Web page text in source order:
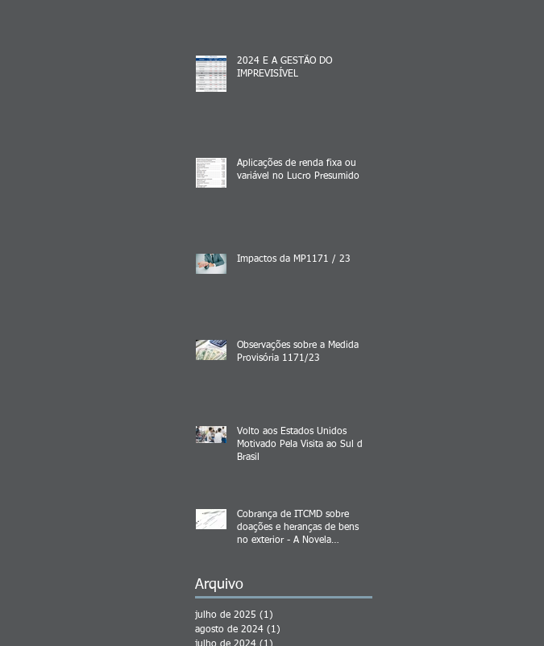
2024 E A GESTÃO DO
IMPREVISÍVEL
Aplicações de renda fixa ou
variável no Lucro Presumido
Impactos da MP1171 / 23
Observações sobre a Medida
Provisória 1171/23
Volto aos Estados Unidos
Motivado Pela Visita ao Sul do
Brasil
Cobrança de ITCMD sobre
doações e heranças de bens
no exterior - A Novela
Arquivo
julho de 2025 (1)
agosto de 2024 (1)